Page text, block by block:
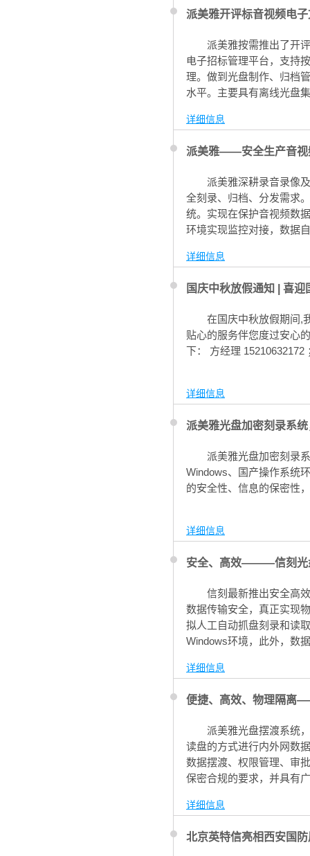
派美雅开评标音视频电
派美雅按需推出了开
电子招标管理平台，支持
理。做到光盘制作、归档
水平。主要具有离线光盘
详细信息
派美雅——安全生产音视
派美雅深耕录音录像
全刻录、归档、分发需求
统。实现在保护音视频数
环境实现监控对接，数据
详细信息
国庆中秋放假通知 | 喜迎
在国庆中秋放假期间,
贴心的服务伴您度过安心
下： 方经理 15210632172
详细信息
派美雅光盘加密刻录系
派美雅光盘加密刻录
Windows、国产操作系统
的安全性、信息的保密性
详细信息
安全、高效———信刻光
信刻最新推出安全高
数据传输安全，真正实现
拟人工自动抓盘刻录和读
Windows环境，此外，数
详细信息
便捷、高效、物理隔离
派美雅光盘摆渡系统
读盘的方式进行内外网数
数据摆渡、权限管理、审
保密合规的要求，并具有
详细信息
北京英特信亮相西安国